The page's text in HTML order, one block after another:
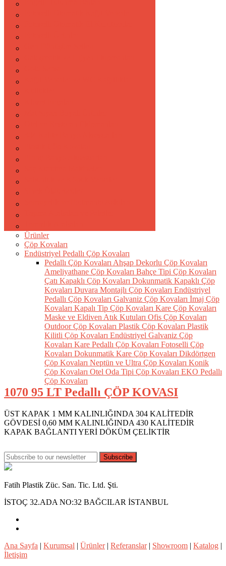
Ürünler
Çöp Kovaları
Endüstriyel Pedallı Çöp Kovaları
Pedallı Çöp Kovaları Ahşap Dekorlu Çöp Kovaları
Ameliyathane Çöp Kovaları Bahçe Tipi Çöp Kovaları
Çatı Kapaklı Çöp Kovaları Dokunmatik Kapaklı Çöp
Kovaları Duvara Montajlı Çöp Kovaları Endüstriyel
Pedallı Çöp Kovaları Galvaniz Çöp Kovaları İmaj Çöp
Kovaları Kapalı Tip Çöp Kovaları Kare Çöp Kovaları
Maske ve Eldiven Atık Kutuları Ofis Çöp Kovaları
Outdoor Çöp Kovaları Plastik Çöp Kovaları Plastik
Kilitli Çöp Kovaları Endüstriyel Galvaniz Çöp
Kovaları Kare Pedallı Çöp Kovaları Fotoselli Çöp
Kovaları Dokunmatik Kare Çöp Kovaları Dikdörtgen
Çöp Kovaları Neptün ve Ultra Çöp Kovaları Konik
Çöp Kovaları Otel Oda Tipi Çöp Kovaları EKO Pedallı
Çöp Kovaları
1070 95 LT Pedallı ÇÖP KOVASI
ÜST KAPAK 1 MM KALINLIĞINDA 304 KALİTEDİR
GÖVDESİ 0,60 MM KALINLIĞINDA 430 KALİTEDİR
KAPAK BAĞLANTI YERİ DÖKÜM ÇELİKTİR
Subscribe
Fatih Plastik Züc. San. Tic. Ltd. Şti.
İSTOÇ 32.ADA NO:32 BAĞCILAR İSTANBUL
Ana Sayfa | Kurumsal | Ürünler| Referanslar| Showroom | Katalog |
İletişim